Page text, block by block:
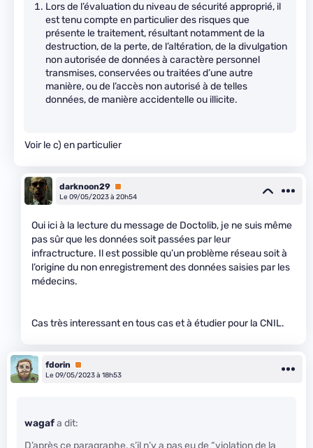
Lors de l’évaluation du niveau de sécurité approprié, il
est tenu compte en particulier des risques que
présente le traitement, résultant notamment de la
destruction, de la perte, de l’altération, de la divulgation
non autorisée de données à caractère personnel
transmises, conservées ou traitées d’une autre
manière, ou de l’accès non autorisé à de telles
données, de manière accidentelle ou illicite.
Voir le c) en particulier
darknoon29 Premium
Le 09/05/2023 à 20h54
Oui ici à la lecture du message de Doctolib, je ne suis même
pas sûr que les données soit passées par leur
infractructure. Il est possible qu’un problème réseau soit à
l’origine du non enregistrement des données saisies par les
médecins.
Cas très interessant en tous cas et à étudier pour la CNIL.
fdorin
Premium
Le 09/05/2023 à 18h53
wagafa dit: